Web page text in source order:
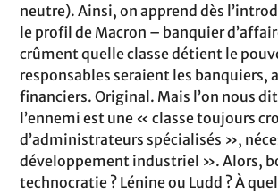
neutre). Ainsi, on apprend dès
le profil de Macron – banquier
crûment quelle classe détient le
responsables seraient les banquiers,
financiers. Original. Mais l’on nous
l’ennemi est une « classe toujours
d’administrateurs spécialisés »,
développement industriel ». Alors,
technocratie ? Lénine ou Ludd ? À